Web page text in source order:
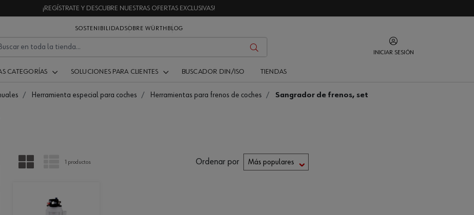
¡REGÍSTRATE Y DESCUBRE NUESTRAS OFERTAS EXCLUSIVAS!
SOSTENIBILIDADSOBRE WÜRTH BLOG
INICIAR SESIÓN
CATEGORÍAS SOLUCIONES PARA CLIENTES BUSCADOR DIN/ISO TIENDAS
Herramienta especial para coches Herramientas para frenos de coches Sangrador de frenos, set
PARRILLA LISTA
1 productos Ordenar por